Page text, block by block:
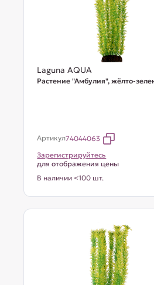
Laguna AQUA
Растение "Амбулия", жёлто-
Артикул74044063
Зарегистрируйтесь
для отображения цены
В наличии <100 шт.